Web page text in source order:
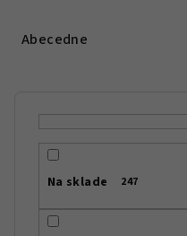
Abecedne
Na sklade 247